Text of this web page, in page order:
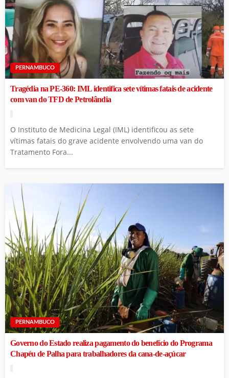
PERNAMBUCO
Tragédia na PE-360: IML identifica sete vítimas fatais de acidente
com van do TFD de Petrolândia
O Instituto de Medicina Legal (IML) identificou as sete
vítimas fatais do grave acidente envolvendo uma van do
Tratamento Fora...
PERNAMBUCO
Governo do Estado realiza pagamento do benefício do Programa
Chapéu de Palha para trabalhadores da cana-de-açúcar